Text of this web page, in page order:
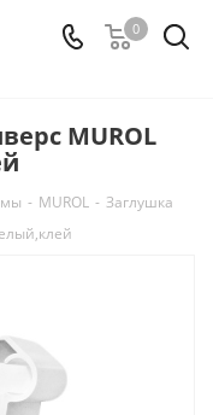
0
MUROL
- MUROL - Заглушка